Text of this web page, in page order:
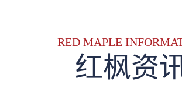
RED MAPLE
红枫资